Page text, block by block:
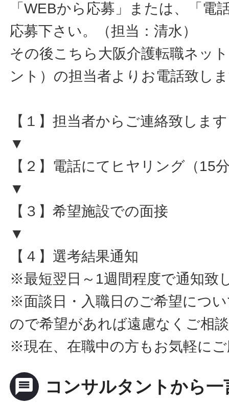
「WEBから応募」または、「電
応募下さい。（担当：清水）
その後こちら大阪介護転職ネッ
ント）の担当者よりお電話致し
【１】担当者からご連絡致します
▼
【２】電話にてヒヤリング（15
▼
【３】希望施設での面接
▼
【４】選考結果通知
※最短翌日～1週間程度で通知致
※面談日・入職日のご希望につ
ので希望があれば遠慮なくご相
※現在、在職中の方もお気軽に
message コンサルタントから一